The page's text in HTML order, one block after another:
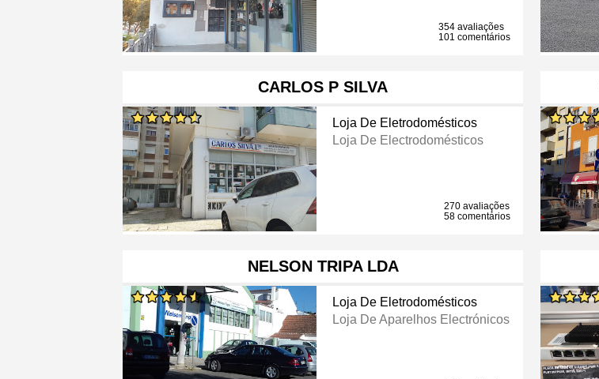
354 avaliações
101 comentários
CARLOS P SILVA
Loja De Eletrodomésticos
Loja De Electrodomésticos
270 avaliações
58 comentários
NELSON TRIPA LDA
Loja De Eletrodomésticos
Loja De Aparelhos Electrónicos